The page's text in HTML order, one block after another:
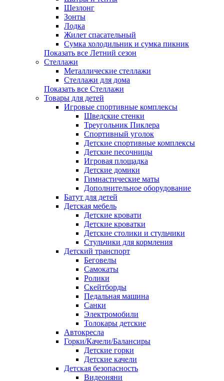
Шезлонг
Зонты
Лодка
Жилет спасательный
Сумка холодильник и сумка пикник
Показать все Летний сезон
Стеллажи
Металлические стеллажи
Стеллажи для дома
Показать все Стеллажи
Товары для детей
Игровые спортивные комплексы
Шведские стенки
Треугольник Пиклера
Спортивный уголок
Детские спортивные комплексы
Детские песочницы
Игровая площадка
Детские домики
Гимнастические маты
Дополнительное оборудование
Батут для детей
Детская мебель
Детские кровати
Детские кроватки
Детские столики и стульчики
Стульчики для кормления
Детский транспорт
Беговелы
Самокаты
Ролики
Скейтборды
Педальная машина
Санки
Электромобили
Толокары детские
Автокресла
Горки/Качели/Балансиры
Детские горки
Детские качели
Детская безопасность
Видеоняни